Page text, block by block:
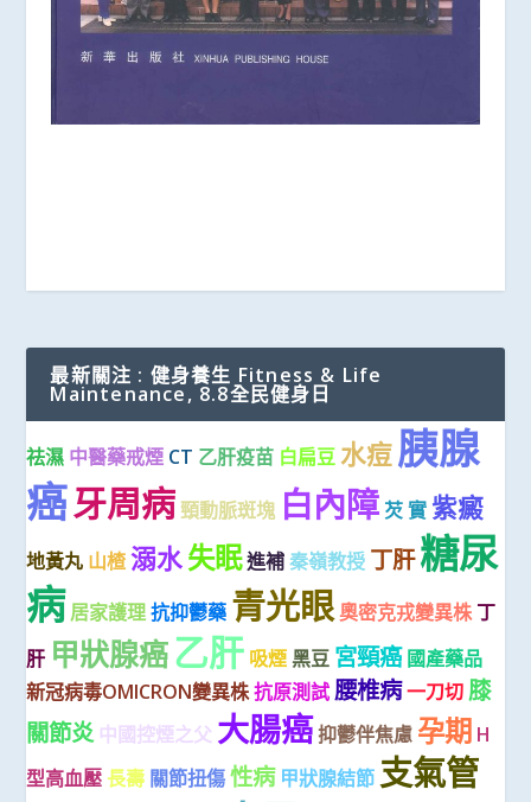
最新關注 : 健身養生 Fitness & Life
Maintenance, 8.8全民健身日
祛濕 中醫藥戒煙 CT 乙肝疫苗 白扁豆 水痘胰腺
癌牙周病 頸動脈斑塊 白內障 芡 實 紫癜
地黃丸 山楂 溺水失眠進補 秦嶺教授 丁肝糖尿
病 居家護理 抗抑鬱藥 青光眼奧密克戎變異株 丁
肝 甲狀腺癌乙肝 吸煙 黑豆 宮頸癌 國產藥品
新冠病毒OMICRON變異株抗原測試 腰椎病一刀切 膝
關節炎 中國控煙之父 大腸癌抑鬱伴焦慮 孕期 H
型高血壓 長壽 關節扭傷 性病 甲狀腺結節 支氣管